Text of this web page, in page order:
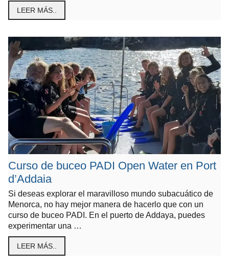
LEER MÁS..
Curso de buceo PADI Open Water en Port
d’Addaia
Si deseas explorar el maravilloso mundo subacuático de
Menorca, no hay mejor manera de hacerlo que con un
curso de buceo PADI. En el puerto de Addaya, puedes
experimentar una …
LEER MÁS..